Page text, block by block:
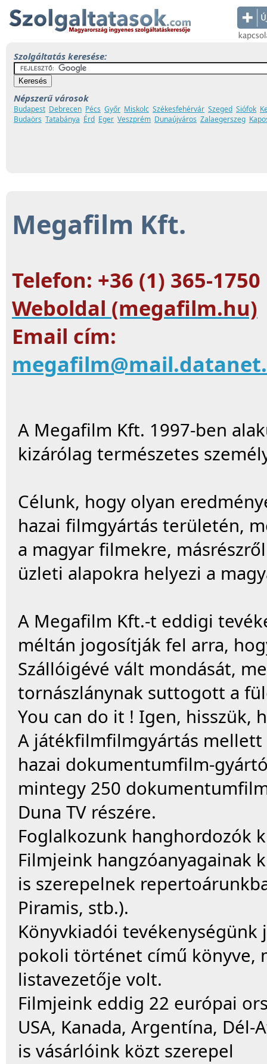
Szolgáltatás keresése:
Népszerű városok
Budapest Debrecen Pécs Győr Miskolc Székesfehérvár Szeged Siófok
Budaörs Tatabánya Érd Eger Veszprém Dunaújváros Zalaegerszeg
Megafilm Kft.
Telefon: +36 (1) 365-1750
Weboldal (megafilm.hu)
Email cím:
A Megafilm Kft. 1997-ben
kizárólag természetes
Célunk, hogy olyan
hazai filmgyártás területén,
a magyar filmekre,
üzleti alapokra helyezi a
A Megafilm Kft.-t eddigi
méltán jogosítják fel arra,
Szállóigévé vált mondását,
tornászlánynak suttogott a
You can do it ! Igen, hisszük,
A játékfilmfilmgyártás
hazai dokumentumfilm-
mintegy 250
Duna TV részére.
Foglalkozunk hanghordozók
Filmjeink hangzóanyagainak
is szerepelnek
Piramis, stb.).
Könyvkiadói
pokoli történet című könyve,
listavezetője volt.
Filmjeink eddig 22 európai
USA, Kanada, Argentína, Dél-
is vásárlóink közt szerepel